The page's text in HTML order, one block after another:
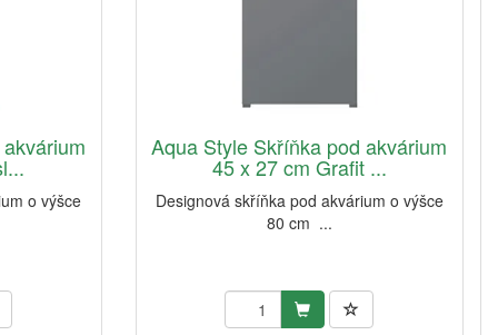
o výšce
Aqua Style Skříňka pod akvárium
45 x 27 cm Grafit ...
Designová skříňka pod akvárium o výšce
80 cm ...